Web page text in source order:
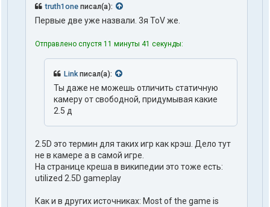
truth1one писал(а):
Первые две уже назвали. 3я ToV же.
Отправлено спустя 11 минуты 41 секунды:
Linkписал(а):
Ты даже не можешь отличить статичную
камеру от свободной, придумывая какие
2.5 д
2.5D это термин для таких игр как крэш. Дело тут
не в камере а в самой игре.
На странице креша в википедии это тоже есть:
utilized 2.5D gameplay
Как и в других источниках: Most of the game is